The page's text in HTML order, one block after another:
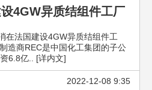
4GW异质结组件工厂
在法国建设4GW异质结组件工
造商REC是中国化工集团的子公
6.8亿.. [详内文]
2022-12-08 9:35